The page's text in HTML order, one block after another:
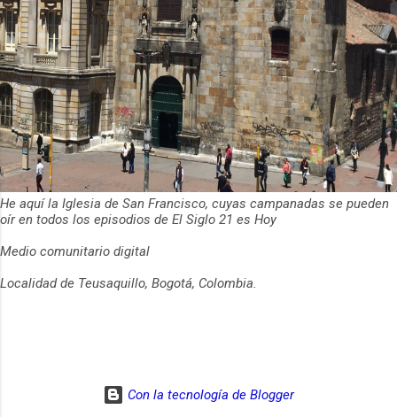
He aquí la Iglesia de San Francisco, cuyas campanadas se pueden
oír en todos los episodios de El Siglo 21 es Hoy
Medio comunitario digital
Localidad de Teusaquillo, Bogotá, Colombia.
Con la tecnología de Blogger